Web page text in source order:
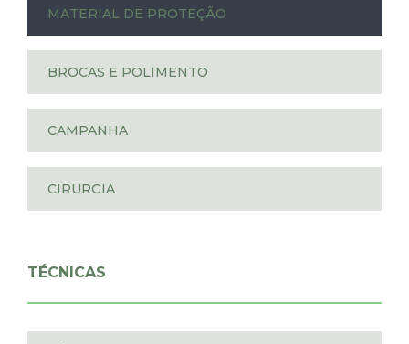
MATERIAL DE PROTEÇÃO
BROCAS E POLIMENTO
CAMPANHA
CIRURGIA
TÉCNICAS